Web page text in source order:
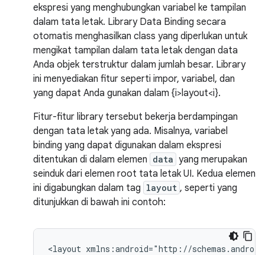
ekspresi yang menghubungkan variabel ke tampilan
dalam tata letak. Library Data Binding secara
otomatis menghasilkan class yang diperlukan untuk
mengikat tampilan dalam tata letak dengan data
Anda objek terstruktur dalam jumlah besar. Library
ini menyediakan fitur seperti impor, variabel, dan
yang dapat Anda gunakan dalam {i>layout<i}.
Fitur-fitur library tersebut bekerja berdampingan
dengan tata letak yang ada. Misalnya, variabel
binding yang dapat digunakan dalam ekspresi
ditentukan di dalam elemen data yang merupakan
seinduk dari elemen root tata letak UI. Kedua elemen
ini digabungkan dalam tag layout , seperti yang
ditunjukkan di bawah ini contoh:
<layout